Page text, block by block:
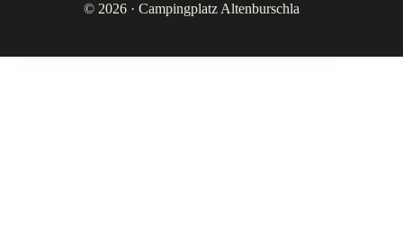
© 2026 · Campingplatz Altenburschla